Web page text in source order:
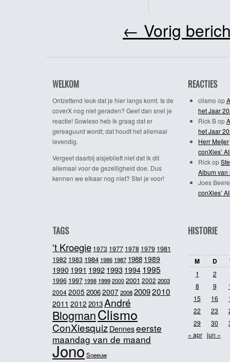
← Vorig
WELKOM
Ontzettend leuk dat je hier langs komt. Is de
coverX nog niet geraden? Geef dan snel je
reactie! Sowieso heb ik graag dat er
gereaguurd wordt; dat houdt het allemaal
levendig.
Vergeet daarbij alsjeblieft niet dat ik dit
allemaal voor de gezelligheid doe. Dus
kennen we elkaar nog niet? Stel je voor!
REACTIES
clismo op
het Jaar
Rick Bop
het Jaar
Herr Meijer
conXies’
Rickop
Album van
Joes
conXies’
TAGS
't Kroegie 1973 1977 1978 1979 1981
1982 1983 1984 1986 1987 1988 1989
1990 1991 19921993 1994 1995
1996 1997 1998 1999 2000 2001 2002 2003
20042005 20062007200820092010
2011 2012 2013André
BlogmanClismo
ConXiesquiz Denneseerste
maandag van de maand
JonoSneeuw
HISTORIE
M D
1
2
8
9
15
16
22
23
29
30
« apr jun »